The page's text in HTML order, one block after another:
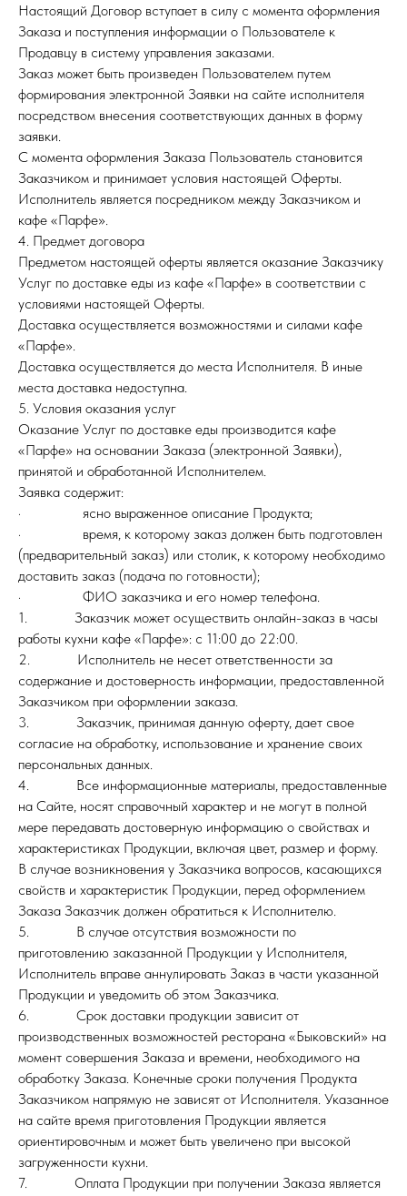
Настоящий Договор вступает в силу с момента оформления
Заказа и поступления информации о Пользователе к
Продавцу в систему управления заказами.
Заказ может быть произведен Пользователем путем
формирования электронной Заявки на сайте исполнителя
посредством внесения соответствующих данных в форму
заявки.
С момента оформления Заказа Пользователь становится
Заказчиком и принимает условия настоящей Оферты.
Исполнитель является посредником между Заказчиком и
кафе «Парфе».
4. Предмет договора
Предметом настоящей оферты является оказание Заказчику
Услуг по доставке еды из кафе «Парфе» в соответствии с
условиями настоящей Оферты.
Доставка осуществляется возможностями и силами кафе
«Парфе».
Доставка осуществляется до места Исполнителя. В иные
места доставка недоступна.
5. Условия оказания услуг
Оказание Услуг по доставке еды производится кафе
«Парфе» на основании Заказа (электронной Заявки),
принятой и обработанной Исполнителем.
Заявка содержит:
· ясно выраженное описание Продукта;
· время, к которому заказ должен быть подготовлен
(предварительный заказ) или столик, к которому необходимо
доставить заказ (подача по готовности);
· ФИО заказчика и его номер телефона.
1. Заказчик может осуществить онлайн-заказ в часы
работы кухни кафе «Парфе»: с 11:00 до 22:00.
2. Исполнитель не несет ответственности за
содержание и достоверность информации, предоставленной
Заказчиком при оформлении заказа.
3. Заказчик, принимая данную оферту, дает свое
согласие на обработку, использование и хранение своих
персональных данных.
4. Все информационные материалы, предоставленные
на Сайте, носят справочный характер и не могут в полной
мере передавать достоверную информацию о свойствах и
характеристиках Продукции, включая цвет, размер и форму.
В случае возникновения у Заказчика вопросов, касающихся
свойств и характеристик Продукции, перед оформлением
Заказа Заказчик должен обратиться к Исполнителю.
5. В случае отсутствия возможности по
приготовлению заказанной Продукции у Исполнителя,
Исполнитель вправе аннулировать Заказ в части указанной
Продукции и уведомить об этом Заказчика.
6. Срок доставки продукции зависит от
производственных возможностей ресторана «Быковский» на
момент совершения Заказа и времени, необходимого на
обработку Заказа. Конечные сроки получения Продукта
Заказчиком напрямую не зависят от Исполнителя. Указанное
на сайте время приготовления Продукции является
ориентировочным и может быть увеличено при высокой
загруженности кухни.
7. Оплата Продукции при получении Заказа является